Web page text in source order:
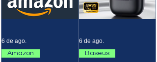
Amazon
6 de ago.
Baseus
6 de ago.